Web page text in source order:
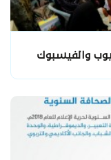
والفيسبوك